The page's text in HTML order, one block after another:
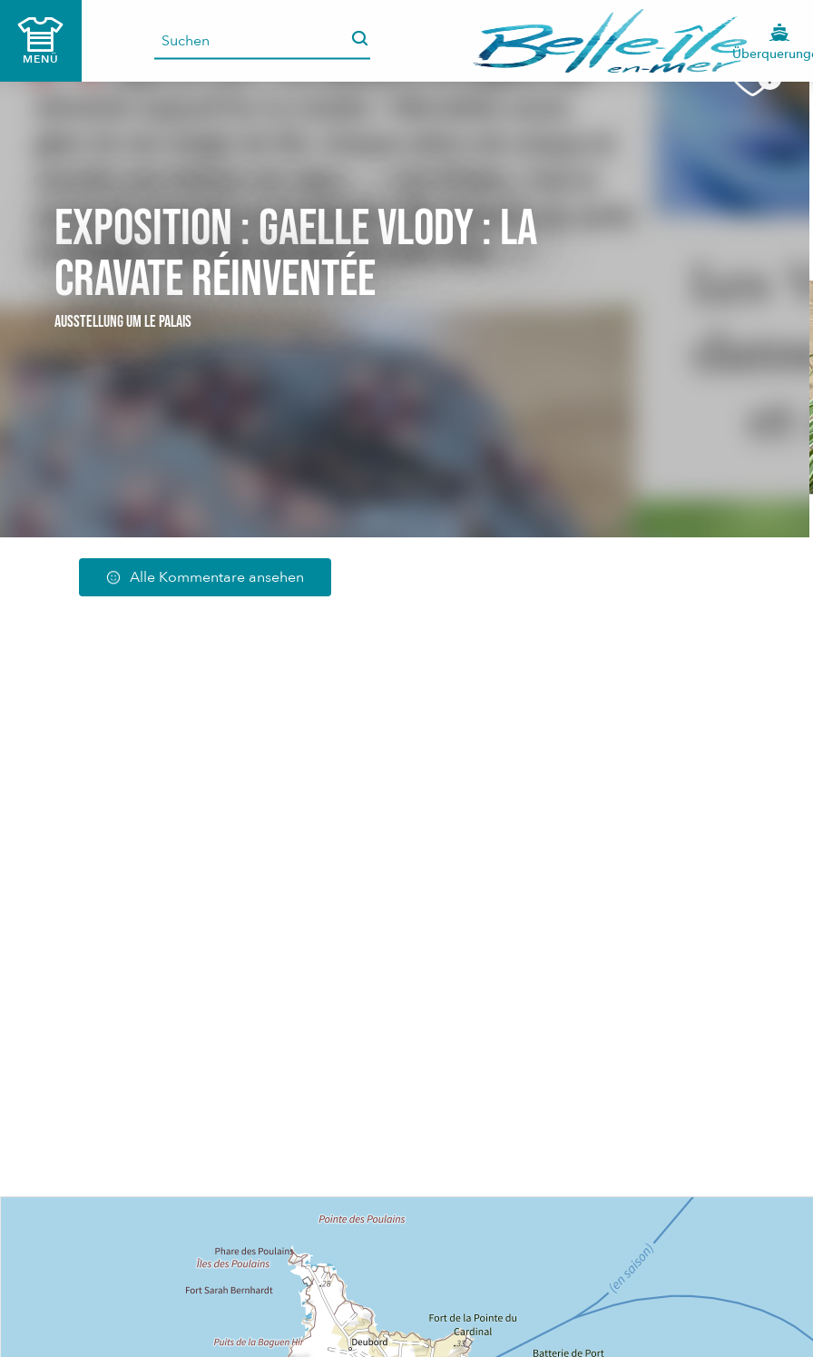
contenu
MENÜ
Exposition : Gaelle Vlody : la
cravate réinventée
AUSSTELLUNGUM LE PALAIS
Alle Kommentare ansehen